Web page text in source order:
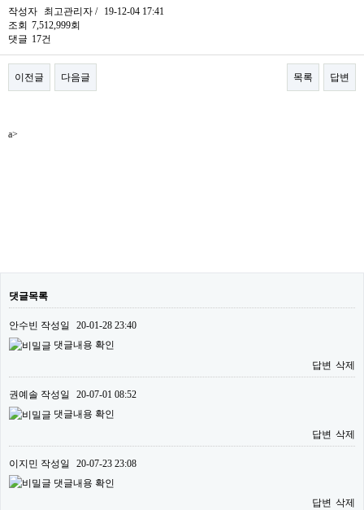
작성자 최고관리자 / 19-12-04 17:41
조회 7,512,999회
댓글 17건
이전글 다음글 목록 답변
a>
댓글목록
안수빈 작성일
20-01-28 23:40
댓글내용 확인
답변 삭제
권예솔 작성일
20-07-01 08:52
댓글내용 확인
답변 삭제
이지민 작성일
20-07-23 23:08
댓글내용 확인
답변 삭제